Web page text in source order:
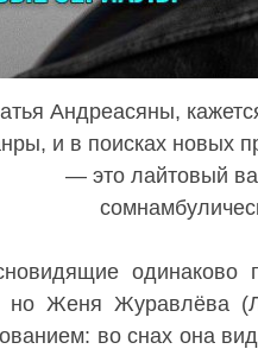
Андреасяны,
и в поисках новых
— это лайтовый
но Женя Журавлёва
во снах она